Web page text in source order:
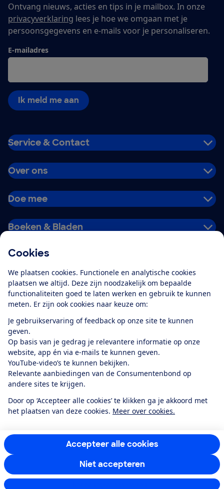
Cookies
We plaatsen cookies. Functionele en analytische cookies
plaatsen we altijd. Deze zijn noodzakelijk om bepaalde
functionaliteiten goed te laten werken en gebruik te kunnen
meten. Er zijn ook cookies naar keuze om:
Je gebruikservaring of feedback op onze site te kunnen
geven.
Op basis van je gedrag je relevantere informatie op onze
website, app én via e-mails te kunnen geven.
YouTube-video’s te kunnen bekijken.
Relevante aanbiedingen van de Consumentenbond op
andere sites te krijgen.
Door op ‘Accepteer alle cookies’ te klikken ga je akkoord met
het plaatsen van deze cookies. Meer over cookies.
Accepteer alle cookies
Niet accepteren
Ontvang nieuws, acties en tips in je mailbox. In onze
privacyverklaring lees je hoe we omgaan met je
persoonsgegevens en e-mails voor je personaliseren.
E-mailadres
Ik meld me aan
Service & Contact
Over ons
Doe mee
Boeken & Bladen
Alles over de
app
Algemene Voorwaarden
Privacyverklaring
Cookiebeleid
Privacyvoorkeuren
Toegankelijkheid
RSS-feed nieuws
Facebook
TwitterInstagram
YoutubeLinkedIn
12.901consumentenbeoordelen de Consumentenbondmet gemiddeld